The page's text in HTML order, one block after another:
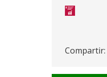
Compartir: